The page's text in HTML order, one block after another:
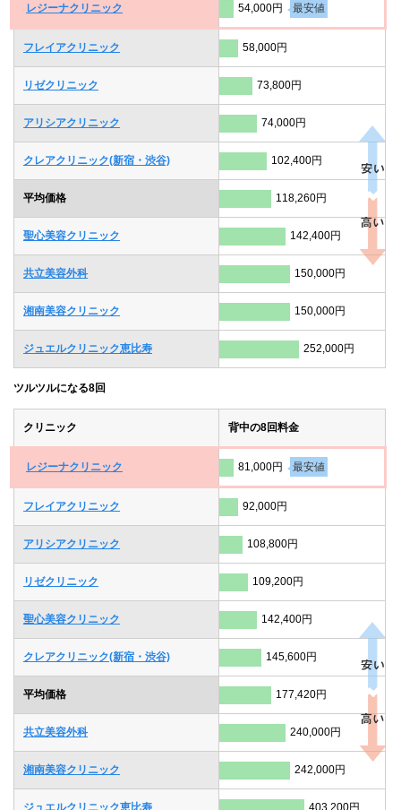
レジーナクリニック 54,000円 最安値
フレイアクリニック 58,000円
リゼクリニック 73,800円
アリシアクリニック 74,000円
クレアクリニック(新宿・渋谷) 102,400円
平均価格 118,260円
聖心美容クリニック 142,400円
共立美容外科 150,000円
湘南美容クリニック 150,000円
ジュエルクリニック恵比寿 252,000円
ツルツルになる8回
クリニック 背中の8回料金
レジーナクリニック 81,000円 最安値
フレイアクリニック 92,000円
アリシアクリニック 108,800円
リゼクリニック 109,200円
聖心美容クリニック 142,400円
クレアクリニック(新宿・渋谷) 145,600円
平均価格 177,420円
共立美容外科 240,000円
湘南美容クリニック 242,000円
ジュエルクリニック恵比寿 403,200円